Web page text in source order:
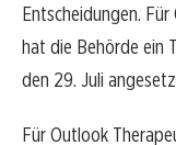
Entscheidungen.
hat die Behörde ein
den 29. Juli
Für Outlook